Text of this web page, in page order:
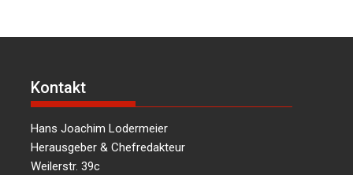
Kontakt
Hans Joachim Lodermeier
Herausgeber & Chefredakteur
Weilerstr. 39c